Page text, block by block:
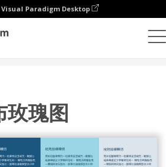
Visual Paradigm Desktop
玫瑰图